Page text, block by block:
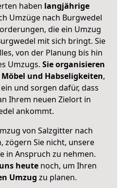
haben langjährige
Umzüge nach Burgwedel
die ein Umzug
mit sich bringt. Sie
von der Planung bis hin
Umzugs. Sie organisieren
und Habseligkeiten,
und sorgen dafür, dass
Ihrem neuen Zielort in
ankommt.
von Salzgitter nach
zögern Sie nicht, unsere
in Anspruch zu nehmen.
heutenoch, um Ihren
Umzug zu planen.